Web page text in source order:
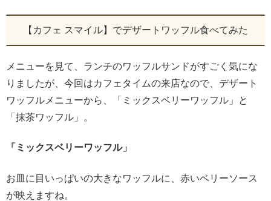
【カフェ スマイル】でデザートワッフル食べてみた
メニューを見て、ランチのワッフルサンドがすごく気にな
りましたが、今回はカフェタイムの来店なので、デザート
ワッフルメニューから、「ミックスベリーワッフル」と
「抹茶ワッフル」。
「ミックスベリーワッフル」
お皿に目いっぱいの大きなワッフルに、赤いベリーソース
が映えますね。